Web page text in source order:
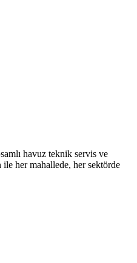
havuz teknik servis ve
her mahallede, her sektörde